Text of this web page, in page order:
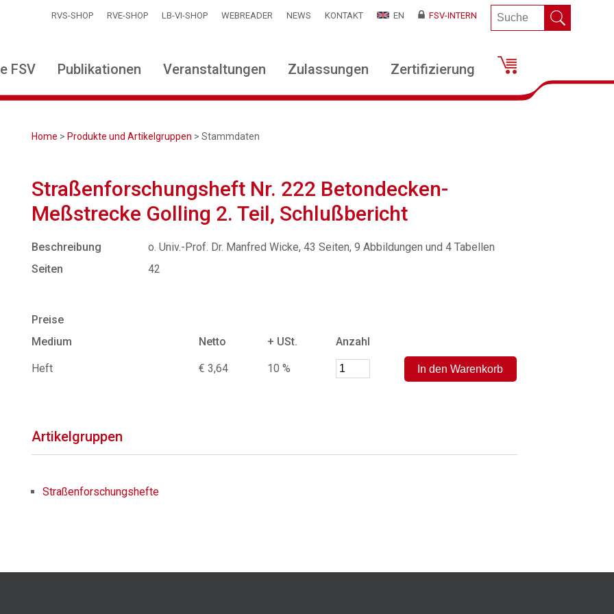
RVS-SHOP RVE-SHOP LB-VI-SHOP WEBREADER NEWS KONTAKT EN FSV-INTERN
FSV Publikationen Veranstaltungen Zulassungen Zertifizierung
Home > Produkte und Artikelgruppen > Stammdaten
Straßenforschungsheft Nr. 222 Betondecken-
Meßstrecke Golling 2. Teil, Schlußbericht
Beschreibung
o. Univ.-Prof. Dr. Manfred Wicke, 43 Seiten, 9 Abbildungen und 4 Tabellen
Seiten
42
Preise
Medium
Netto + USt. Anzahl
Heft € 3,64 10 %
Artikelgruppen
Straßenforschungshefte